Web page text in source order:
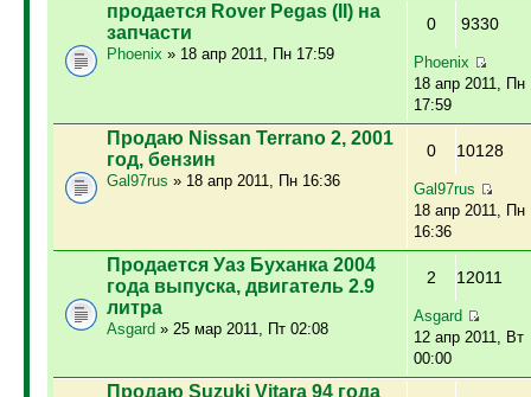
продается Rover Pegas (II) на
запчасти
Phoenix » 18 апр 2011, Пн 17:59
0 9330
Phoenix
18 апр 2011, Пн
17:59
Продаю Nissan Terrano 2, 2001
год, бензин
Gal97rus » 18 апр 2011, Пн 16:36
0 10128
Gal97rus
18 апр 2011, Пн
16:36
Продается Уаз Буханка 2004
года выпуска, двигатель 2.9
литра
Asgard » 25 мар 2011, Пт 02:08
2 12011
Asgard
12 апр 2011, Вт
00:00
Продаю Suzuki Vitara 94 года